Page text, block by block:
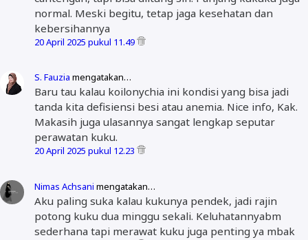
normal. Meski begitu, tetap jaga kesehatan dan
kebersihannya
20 April 2025 pukul 11.49
S. Fauzia mengatakan…
Baru tau kalau koilonychia ini kondisi yang bisa jadi
tanda kita defisiensi besi atau anemia. Nice info, Kak.
Makasih juga ulasannya sangat lengkap seputar
perawatan kuku.
20 April 2025 pukul 12.23
Nimas Achsani mengatakan…
Aku paling suka kalau kukunya pendek, jadi rajin
potong kuku dua minggu sekali. Keluhatannyabm
sederhana tapi merawat kuku juga penting ya mbak